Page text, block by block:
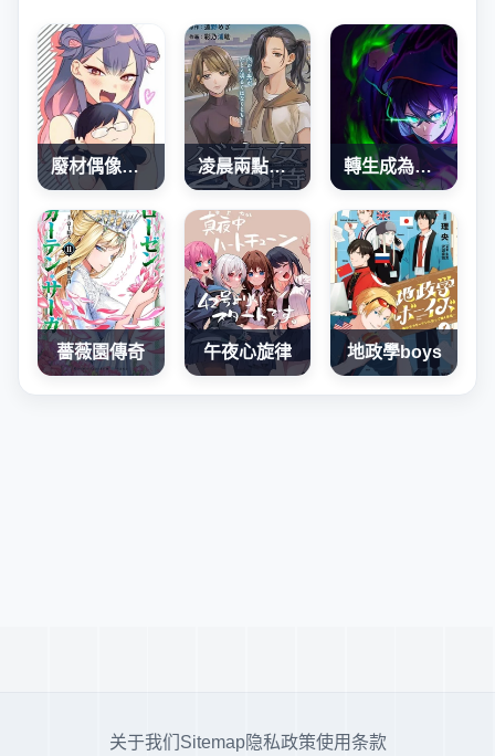
廢材偶像和世上唯一的粉絲 凌晨兩點的蠢女人 轉生成為SSS級哥布林
薔薇園傳奇 午夜心旋律 地政學boys
关于我们 Sitemap隐私政策使用条款